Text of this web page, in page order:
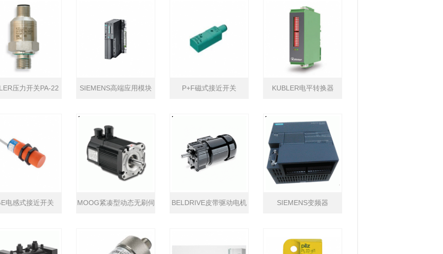
压力开关PA-22 SIEMENS高端应用模块 P+F磁式接近开关 KUBLER电平转换器
电感式接近开关 MOOG紧凑型动态无刷伺 BELDRIVE皮带驱动电机 SIEMENS变频器